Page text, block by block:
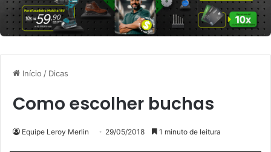
Início / Dicas
Como escolher buchas
Equipe Leroy Merlin 29/05/2018 1 minuto de leitura